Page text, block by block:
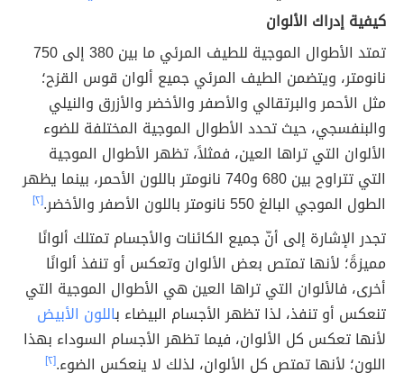
كيفية إدراك الألوان
تمتد الأطوال الموجية للطيف المرئي ما بين 380 إلى 750
نانومتر، ويتضمن الطيف المرئي جميع ألوان قوس القزح؛
مثل الأحمر والبرتقالي والأصفر والأخضر والأزرق والنيلي
والبنفسجي، حيث تحدد الأطوال الموجية المختلفة للضوء
الألوان التي تراها العين، فمثلاً، تظهر الأطوال الموجية
التي تتراوح بين 680 و740 نانومتر باللون الأحمر، بينما يظهر
الطول الموجي البالغ 550 نانومتر باللون الأصفر والأخضر.
[٢]
تجدر الإشارة إلى أنّ جميع الكائنات والأجسام تمتلك ألوانًا
مميزةً؛ لأنها تمتص بعض الألوان وتعكس أو تنفذ ألوانًا
أخرى، فالألوان التي تراها العين هي الأطوال الموجية التي
تنعكس أو تنفذ، لذا تظهر الأجسام البيضاء باللون الأبيض
لأنها تعكس كل الألوان، فيما تظهر الأجسام السوداء بهذا
اللون؛ لأنها تمتص كل الألوان، لذلك لا ينعكس الضوء.[٢]